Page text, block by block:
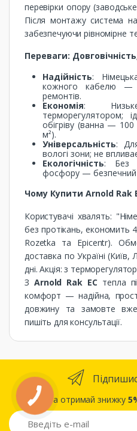
перевірки опору
Після монтажу система
забезпечуючи рівномірне
Переваги:
Надійність:
кожного кабелю —
ремонтів.
Економія:
терморегулятором;
обігріву (ванна —
м²).
Універсальність:
вологі зони; не
Екологічність: Без
фосфору — безпечний
Чому Купити Arnold Rak
Користувачі хвалять:
без протікань, економить
Rozetka та Epicentr).
доставка по Україні (Київ,
дні. Акція: з
ЗArnold Rak ECтепла
комфорт — надійна,
довжину та замовте вже
пишіть для консультації.
... та отримай знижку